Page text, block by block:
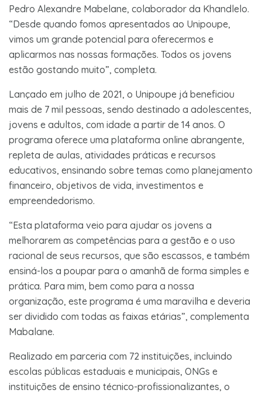
Pedro Alexandre Mabelane, colaborador da Khandlelo.
“Desde quando fomos apresentados ao Unipoupe,
vimos um grande potencial para oferecermos e
aplicarmos nas nossas formações. Todos os jovens
estão gostando muito”, completa.
Lançado em julho de 2021, o Unipoupe já beneficiou
mais de 7 mil pessoas, sendo destinado a adolescentes,
jovens e adultos, com idade a partir de 14 anos. O
programa oferece uma plataforma online abrangente,
repleta de aulas, atividades práticas e recursos
educativos, ensinando sobre temas como planejamento
financeiro, objetivos de vida, investimentos e
empreendedorismo.
“Esta plataforma veio para ajudar os jovens a
melhorarem as competências para a gestão e o uso
racional de seus recursos, que são escassos, e também
ensiná-los a poupar para o amanhã de forma simples e
prática. Para mim, bem como para a nossa
organização, este programa é uma maravilha e deveria
ser dividido com todas as faixas etárias”, complementa
Mabalane.
Realizado em parceria com 72 instituições, incluindo
escolas públicas estaduais e municipais, ONGs e
instituições de ensino técnico-profissionalizantes, o